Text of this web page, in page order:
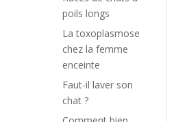
poils longs
La toxoplasmose
chez la femme
enceinte
Faut-il laver son
chat ?